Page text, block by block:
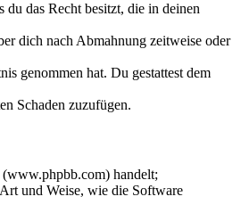
du das Recht besitzt, die in deinen
dich nach Abmahnung zeitweise oder
genommen hat. Du gestattest dem
Schaden zuzufügen.
handelt;
und Weise, wie die Software